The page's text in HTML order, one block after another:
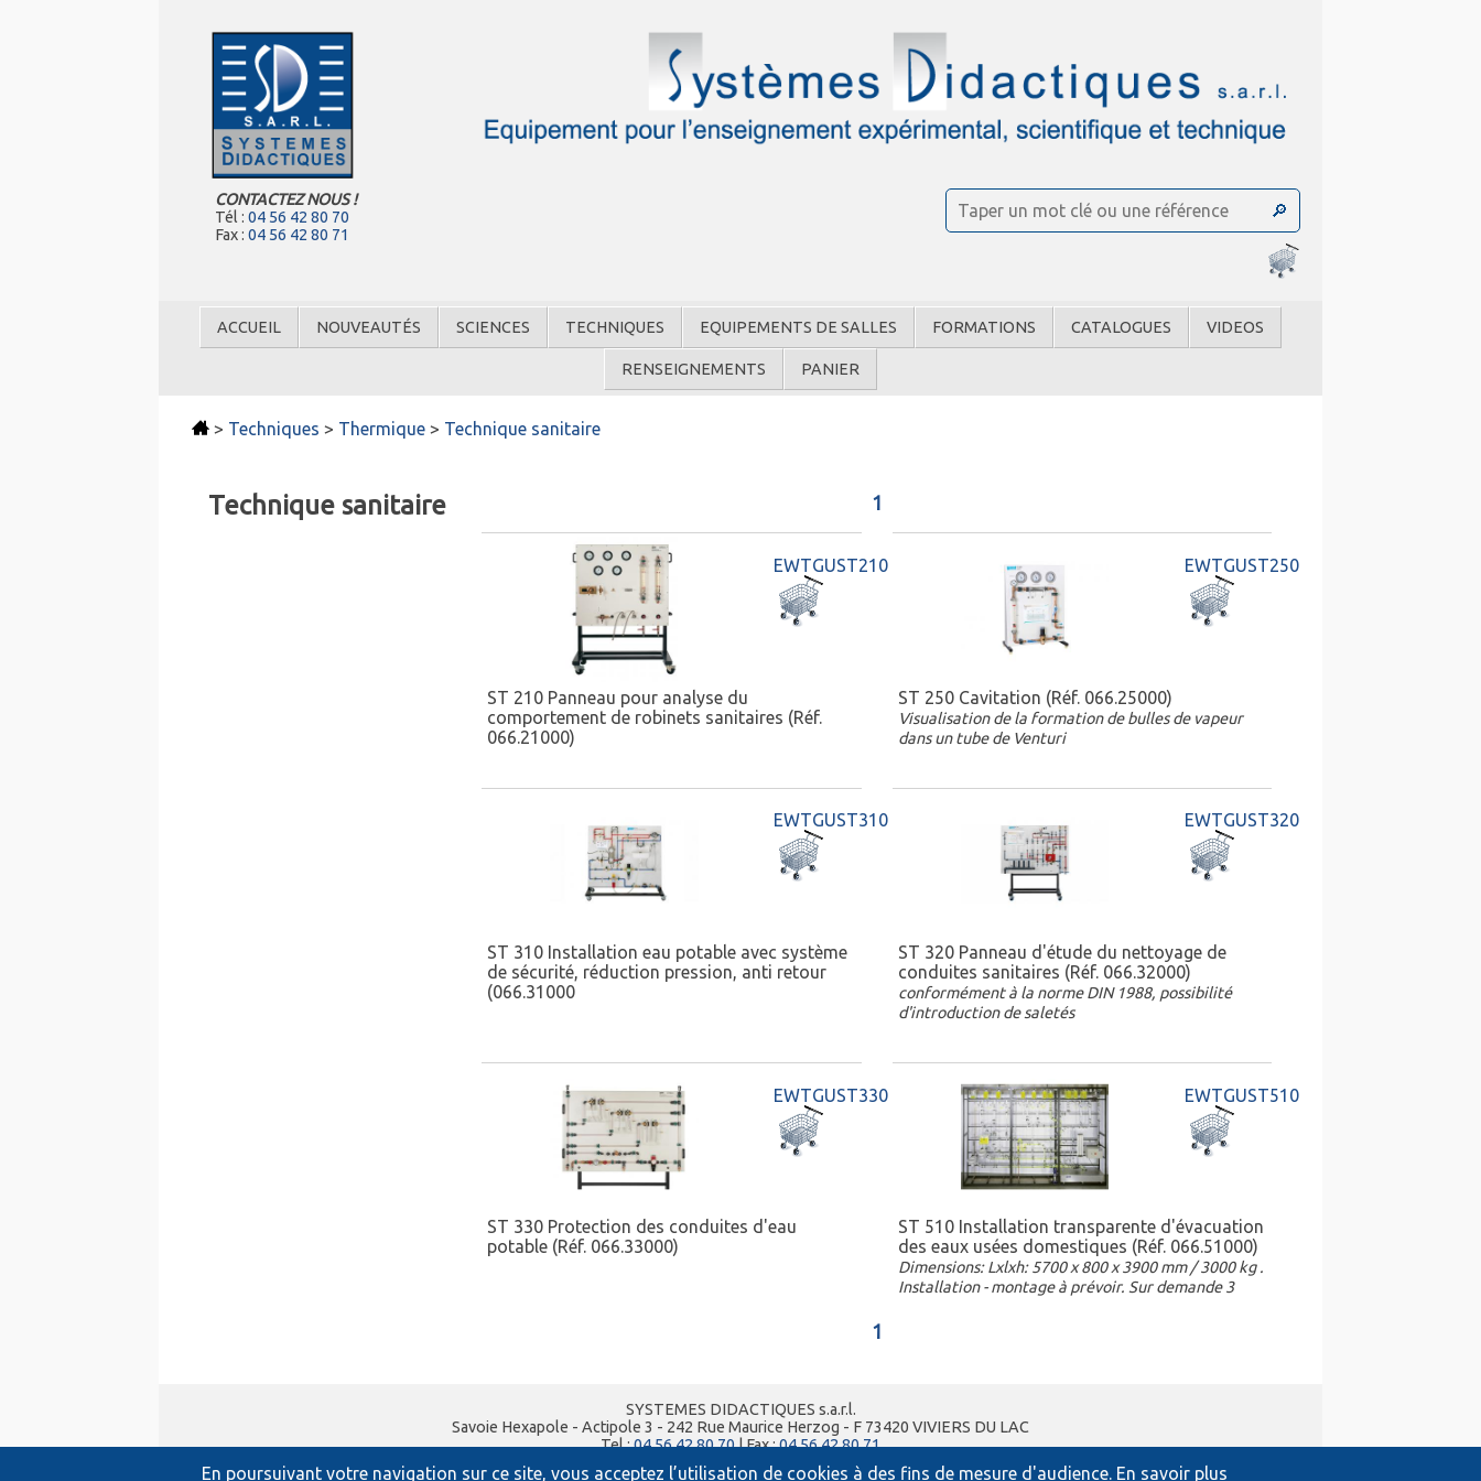
En poursuivant votre navigation sur ce site, vous acceptez l’utilisation de cookies à des fins de mesure d'audience. En savoir plus
CONTACTEZ NOUS !
Tél : 04 56 42 80 70
Fax : 04 56 42 80 71
ACCUEIL NOUVEAUTÉS SCIENCES TECHNIQUES EQUIPEMENTS DE SALLES FORMATIONS CATALOGUES VIDEOS
RENSEIGNEMENTS PANIER
> Techniques > Thermique > Technique sanitaire
Technique sanitaire 1
EWTGUST210
ST 210 Panneau pour analyse du
comportement de robinets sanitaires (Réf.
066.21000)
EWTGUST250
ST 250 Cavitation (Réf. 066.25000)
Visualisation de la formation de bulles de vapeur
dans un tube de Venturi
EWTGUST310
ST 310 Installation eau potable avec système
de sécurité, réduction pression, anti retour
(066.31000
EWTGUST320
ST 320 Panneau d'étude du nettoyage de
conduites sanitaires (Réf. 066.32000)
conformément à la norme DIN 1988, possibilité
d'introduction de saletés
EWTGUST330
ST 330 Protection des conduites d'eau
potable (Réf. 066.33000)
EWTGUST510
ST 510 Installation transparente d'évacuation
des eaux usées domestiques (Réf. 066.51000)
Dimensions: Lxlxh: 5700 x 800 x 3900 mm / 3000 kg .
Installation - montage à prévoir. Sur demande 3
1
SYSTEMES DIDACTIQUES s.a.r.l.
Savoie Hexapole - Actipole 3 - 242 Rue Maurice Herzog - F 73420 VIVIERS DU LAC
Tel :04 56 42 80 70| Fax :04 56 42 80 71
xavier.granjon@systemes-didactiques.fr